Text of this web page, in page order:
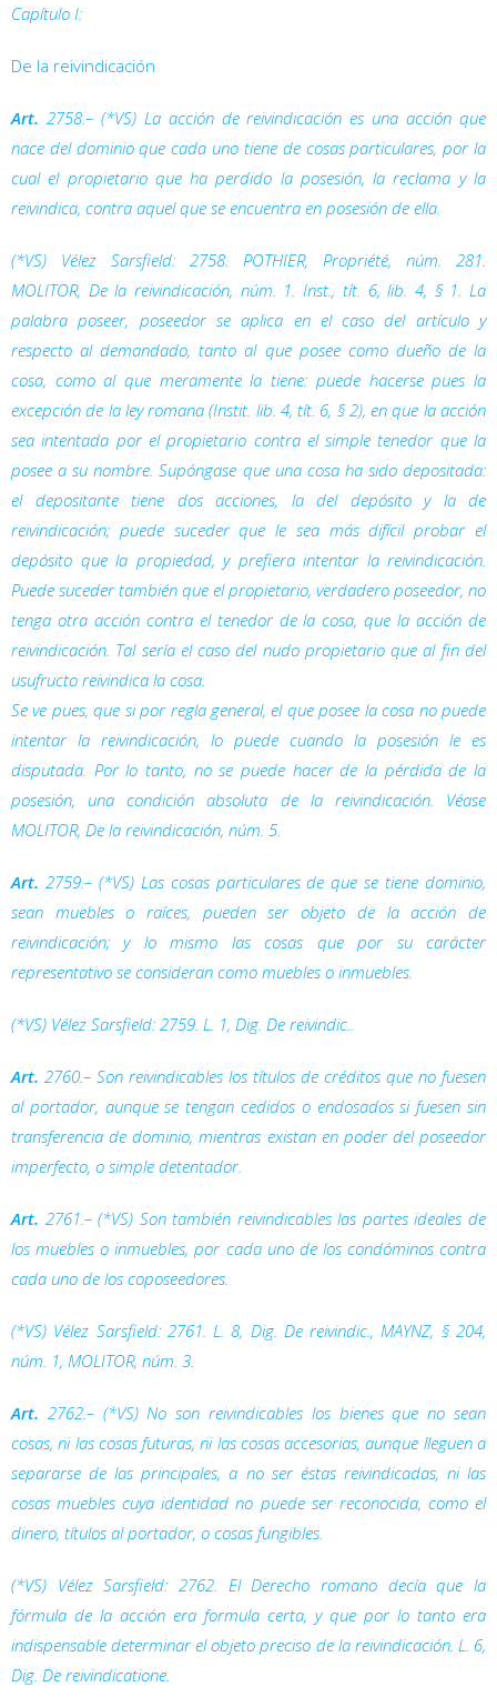
Capítulo I:
De la reivindicación
Art. 2758.– (*VS) La acción de reivindicación es una acción que
nace del dominio que cada uno tiene de cosas particulares, por la
cual el propietario que ha perdido la posesión, la reclama y la
reivindica, contra aquel que se encuentra en posesión de ella.
(*VS) Vélez Sarsfield: 2758. POTHIER, Propriété, núm. 281.
MOLITOR, De la reivindicación, núm. 1. Inst., tít. 6, lib. 4, § 1. La
palabra poseer, poseedor se aplica en el caso del artículo y
respecto al demandado, tanto al que posee como dueño de la
cosa, como al que meramente la tiene: puede hacerse pues la
excepción de la ley romana (Instit. lib. 4, tít. 6, § 2), en que la acción
sea intentada por el propietario contra el simple tenedor que la
posee a su nombre. Supóngase que una cosa ha sido depositada:
el depositante tiene dos acciones, la del depósito y la de
reivindicación; puede suceder que le sea más difícil probar el
depósito que la propiedad, y prefiera intentar la reivindicación.
Puede suceder también que el propietario, verdadero poseedor, no
tenga otra acción contra el tenedor de la cosa, que la acción de
reivindicación. Tal sería el caso del nudo propietario que al fin del
usufructo reivindica la cosa.
Se ve pues, que si por regla general, el que posee la cosa no puede
intentar la reivindicación, lo puede cuando la posesión le es
disputada. Por lo tanto, no se puede hacer de la pérdida de la
posesión, una condición absoluta de la reivindicación. Véase
MOLITOR, De la reivindicación, núm. 5.
Art. 2759.– (*VS) Las cosas particulares de que se tiene dominio,
sean muebles o raíces, pueden ser objeto de la acción de
reivindicación; y lo mismo las cosas que por su carácter
representativo se consideran como muebles o inmuebles.
(*VS) Vélez Sarsfield: 2759. L. 1, Dig. De reivindic..
Art. 2760.– Son reivindicables los títulos de créditos que no fuesen
al portador, aunque se tengan cedidos o endosados si fuesen sin
transferencia de dominio, mientras existan en poder del poseedor
imperfecto, o simple detentador.
Art. 2761.– (*VS) Son también reivindicables las partes ideales de
los muebles o inmuebles, por cada uno de los condóminos contra
cada uno de los coposeedores.
(*VS) Vélez Sarsfield: 2761. L. 8, Dig. De reivindic., MAYNZ, § 204,
núm. 1, MOLITOR, núm. 3.
Art. 2762.– (*VS) No son reivindicables los bienes que no sean
cosas, ni las cosas futuras, ni las cosas accesorias, aunque lleguen a
separarse de las principales, a no ser éstas reivindicadas, ni las
cosas muebles cuya identidad no puede ser reconocida, como el
dinero, títulos al portador, o cosas fungibles.
(*VS) Vélez Sarsfield: 2762. El Derecho romano decía que la
fórmula de la acción era formula certa, y que por lo tanto era
indispensable determinar el objeto preciso de la reivindicación. L. 6,
Dig. De reivindicatione.